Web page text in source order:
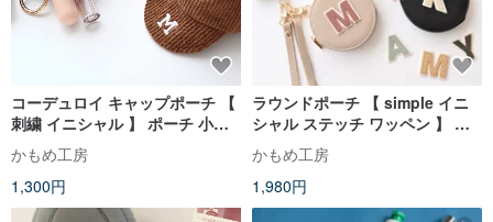
コーデュロイ キャップポーチ 【
刺繍 イニシャル 】 ポーチ 小物
入れ コインケース HZ08U
かもめ工房
1,300円
ラウンドポーチ 【 simple イニ
シャル ステッチ ワッペン 】 小
銭入れ 小物入れ コインケース ミ
ニ財布 レザー アルファベット く
すみ A278I
かもめ工房
1,980円